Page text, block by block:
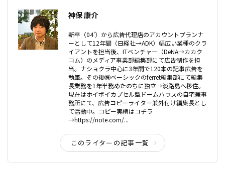
神保 康介
新卒（04'）から広告代理店のアカウントプランナ
ーとして12年間（日経社→ADK）幅広い業種のクラ
イアントを担当後、ITベンチャー（DeNA→カカク
コム）のメディア事業部編集部にて広告制作を担
当。ナショクラ中心に3年間で120本の記事広告を
執筆。その後㈱ベーシックのferret編集部にて編集
長業務を1年半務めたのちに独立→淡路島へ移住。
現在はホイポイカプセル型ドームハウスの自宅兼事
務所にて、広告コピーライター兼外付け編集長とし
て活動中。コピー実績はコチラ
→https://note.com/...
このライターの記事一覧